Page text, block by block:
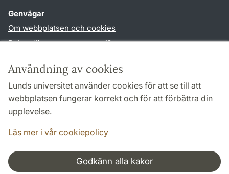
Användning av cookies
Lunds universitet använder cookies för att se till att
webbplatsen fungerar korrekt och för att förbättra din
upplevelse.
Läs mer i vår cookiepolicy
Godkänn alla kakor
Genvägar
Om webbplatsen och cookies
Behandling av personuppgifter
TYPO3-login
Följ oss i sociala medier